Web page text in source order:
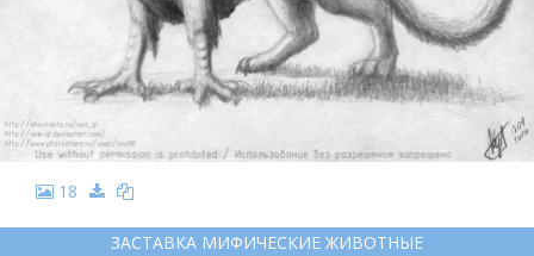
18
ЗАСТАВКА МИФИЧЕСКИЕ ЖИВОТНЫЕ